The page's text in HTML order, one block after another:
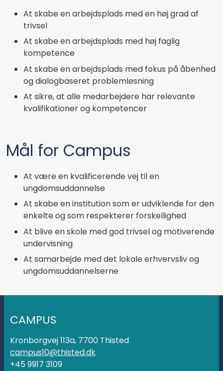
At skabe en arbejdsplads med en høj grad af
trivsel
At skabe en arbejdsplads med høj faglig
kompetence
At skabe en arbejdsplads med fokus på åbenhed
og dialogbaseret problemløsning
At sikre, at alle medarbejdere har relevante
kvalifikationer og kompetencer
Mål for Campus
At være en kvalificerende vej til en
ungdomsuddannelse
At skabe en institution som er udviklende for den
enkelte og som respekterer forskellighed
At blive en skole med god trivsel og motiverende
undervisning
At samarbejde med det lokale erhvervsliv og
ungdomsuddannelserne
CAMPUS
Kronborgvej 113a, 7700 Thisted
campus10@thisted.dk
+45 9917 3109